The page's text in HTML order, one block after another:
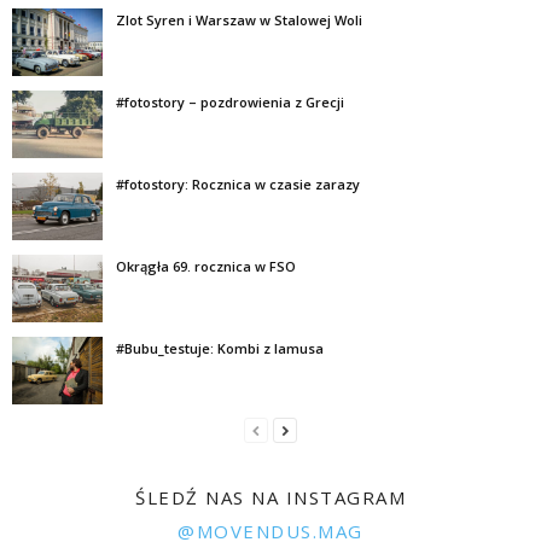
Zlot Syren i Warszaw w Stalowej Woli
#fotostory – pozdrowienia z Grecji
#fotostory: Rocznica w czasie zarazy
Okrągła 69. rocznica w FSO
#Bubu_testuje: Kombi z lamusa
ŚLEDŹ NAS NA INSTAGRAM
@MOVENDUS.MAG